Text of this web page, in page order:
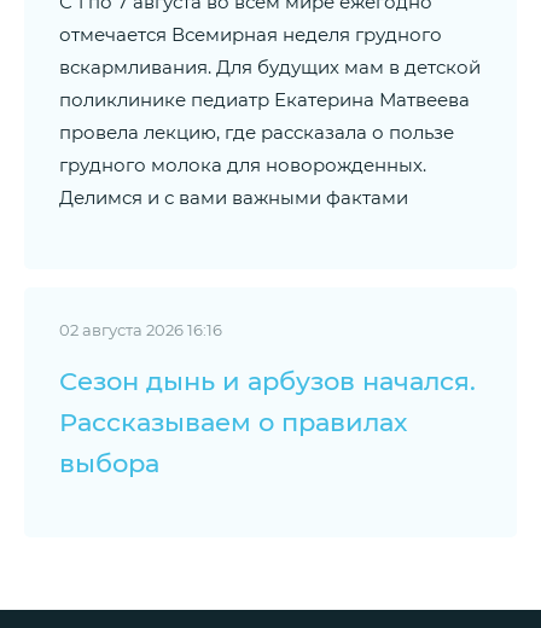
отмечается Всемирная неделя грудного
вскармливания. Для будущих мам в детской
поликлинике педиатр Екатерина Матвеева
провела лекцию, где рассказала о пользе
грудного молока для новорожденных.
Делимся и с вами важными фактами
02 августа 2026 16:16
Сезон дынь и арбузов начался.
Рассказываем о правилах
выбора